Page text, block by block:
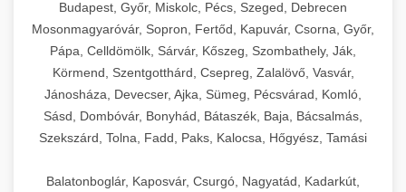
Budapest, Győr, Miskolc, Pécs, Szeged, Debrecen
Mosonmagyaróvár, Sopron, Fertőd, Kapuvár, Csorna, Győr,
Pápa, Celldömölk, Sárvár, Kőszeg, Szombathely, Ják,
Körmend, Szentgotthárd, Csepreg, Zalalövő, Vasvár,
Jánosháza, Devecser, Ajka, Sümeg, Pécsvárad, Komló,
Sásd, Dombóvár, Bonyhád, Bátaszék, Baja, Bácsalmás,
Szekszárd, Tolna, Fadd, Paks, Kalocsa, Hőgyész, Tamási
Balatonboglár, Kaposvár, Csurgó, Nagyatád, Kadarkút,